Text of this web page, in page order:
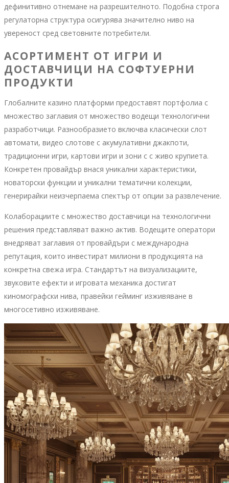
дефинитивно отнемане на разрешителното. Подобна строга
регулаторна структура осигурява значително ниво на
увереност сред световните потребители.
АСОРТИМЕНТ ОТ ИГРИ И
ДОСТАВЧИЦИ НА СОФТУЕРНИ
ПРОДУКТИ
Глобалните казино платформи предоставят портфолиа с
множество заглавия от множество водещи технологични
разработчици. Разнообразието включва класически слот
автомати, видео слотове с акумулативни джакпоти,
традиционни игри, картови игри и зони с с живо крупиета.
Конкретен провайдър внася уникални характеристики,
новаторски функции и уникални тематични колекции,
генерирайки неизчерпаема спектър от опции за развлечение.
Колаборациите с множество доставчици на технологични
решения представляват важно актив. Водещите оператори
внедряват заглавия от провайдъри с международна
репутация, които инвестират милиони в продукцията на
конкретна свежа игра. Стандартът на визуализациите,
звуковите ефекти и игровата механика достигат
киномографски нива, правейки гейминг изживяване в
многосетивно изживяване.